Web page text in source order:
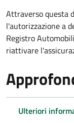
Attraverso questa
l'autorizzazione a
Registro
riattivare
Ulteriori